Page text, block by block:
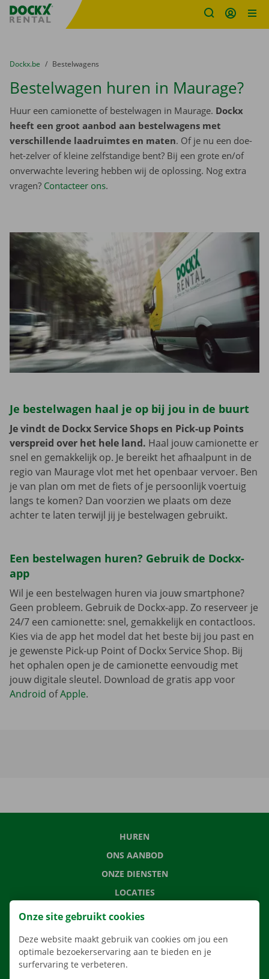
Fratello DEMO
U bevindt zich hier:
van
Dockx.be naar
Bestelwagens
Bestelwagen huren in Maurage?
Huur een camionette of bestelwagen in Maurage. Dockx
heeft een groot aanbod aan bestelwagens met
verschillende laadruimtes en maten. Of je nu een doe-
het-zelver of kleine zelfstandige bent? Bij een grote en/of
onverwachte levering hebben wij de oplossing. Nog extra
vragen? Contacteer ons.
Je bestelwagen haal je op bij jou in de buurt
Je vindt de Dockx Service Shops en Pick-up Points
verspreid over het hele land. Haal jouw camionette er
snel en gemakkelijk op. Je bereikt het afhaalpunt in de
regio van Maurage vlot met het openbaar vervoer. Ben
je van plan om met de fiets of je persoonlijk voertuig
langs te komen? Dan voorzien we plaats om deze
achter te laten terwijl jij je bestelwagen gebruikt.
Een bestelwagen huren? Gebruik de Dockx-
app
Wil je een bestelwagen huren via jouw smartphone?
Geen probleem. Gebruik de Dockx-app. Zo reserveer je
24/7 een camionette: snel, gemakkelijk en contactloos.
Kies via de app het model dat het beste bij jou past en
je gewenste Pick-up Point of Dockx Service Shop. Bij
het ophalen open je de camionette eenvoudig met
jouw digitale sleutel. Download de gratis app voor
Android ofApple.
HUREN
ONS AANBOD
ONZE DIENSTEN
LOCATIES
APP
Onze site gebruikt cookies
Deze website maakt gebruik van cookies om jou een
optimale bezoekerservaring aan te bieden en je
surfervaring te verbeteren.